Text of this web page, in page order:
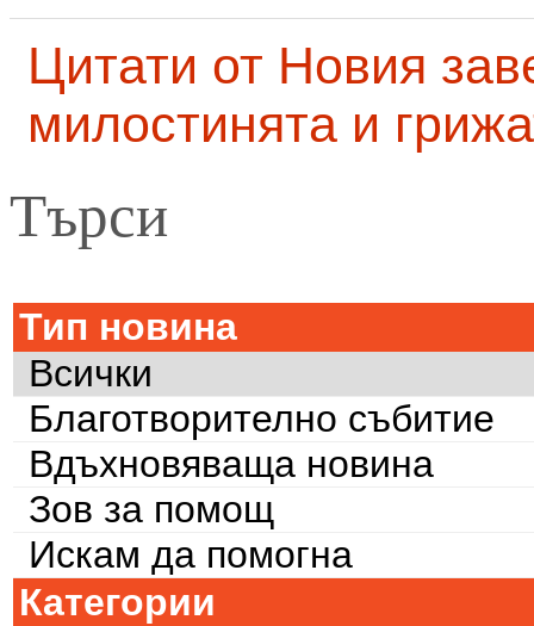
Цитати от Новия
милостинята и
Търси
Тип новина
Всички
Благотворително събитие
Вдъхновяваща новина
Зов за помощ
Искам да помогна
Категории